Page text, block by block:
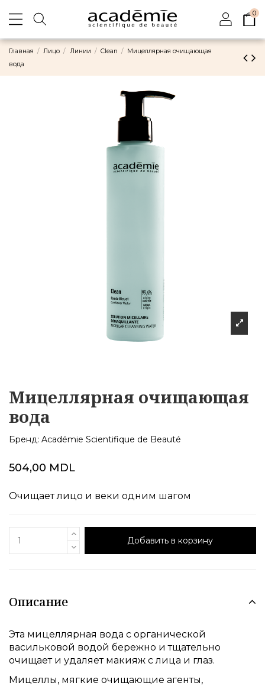
0
Главная Лицо Линии Clean
Мицеллярная очищающая
вода
Мицеллярная очищающая
вода
Бренд: Académie Scientifique de Beauté
504,00 MDL
Очищает лицо и веки одним шагом
Добавить в корзину
Описание
Эта мицеллярная вода с органической
васильковой водой бережно и тщательно
очищает и удаляет макияж с лица и глаз.
Мицеллы, мягкие очищающие агенты,